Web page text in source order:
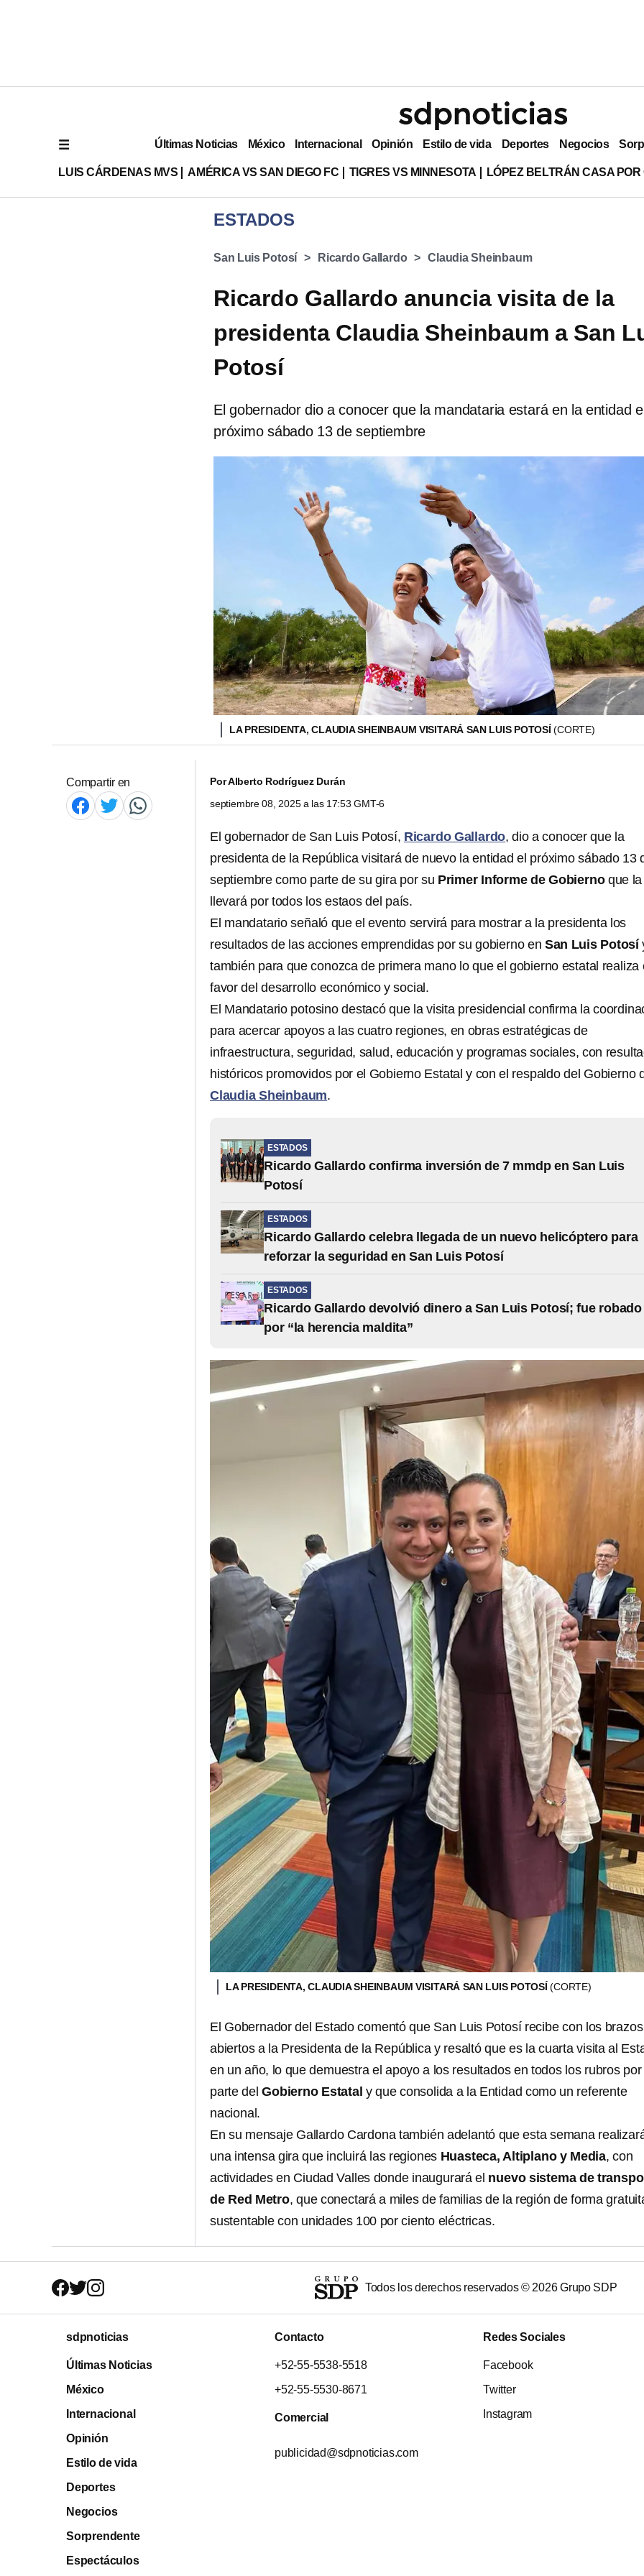
Últimas Noticias México Internacional Opinión Estilo de vida Deportes Negocios
LUIS CÁRDENAS MVS AMÉRICA VS SAN DIEGO FC TIGRES VS MINNESOTA LÓPEZ BELTRÁN CASA
ESTADOS
San Luis Potosí Ricardo Gallardo Claudia Sheinbaum
Ricardo Gallardo anuncia visita de la
presidenta Claudia Sheinbaum a San
Potosí
El gobernador dio a conocer que la mandataria estará en la entidad
próximo sábado 13 de septiembre
LA PRESIDENTA, CLAUDIA SHEINBAUM VISITARÁ SAN LUIS POTOSÍ(CORTE)
Compartir en PorAlberto Rodríguez Durán
septiembre 08, 2025 a las 17:53 GMT-6
El gobernador de San Luis Potosí, Ricardo Gallardo, dio a conocer que la
presidenta de la República visitará de nuevo la entidad el próximo sábado 13
septiembre como parte de su gira por su Primer Informe de Gobiernoque la
llevará por todos los estaos del país.
El mandatario señaló que el evento servirá para mostrar a la presidenta los
resultados de las acciones emprendidas por su gobierno en San Luis Potosí
también para que conozca de primera mano lo que el gobierno estatal realiza
favor del desarrollo económico y social.
El Mandatario potosino destacó que la visita presidencial confirma la
para acercar apoyos a las cuatro regiones, en obras estratégicas de
infraestructura, seguridad, salud, educación y programas sociales, con
históricos promovidos por el Gobierno Estatal y con el respaldo del Gobierno
Claudia Sheinbaum.
ESTADOS
Ricardo Gallardo confirma inversión de 7 mmdp en San Luis
Potosí
ESTADOS
Ricardo Gallardo celebra llegada de un nuevo helicóptero para
reforzar la seguridad en San Luis Potosí
ESTADOS
Ricardo Gallardo devolvió dinero a San Luis Potosí; fue robado
por “la herencia maldita”
LA PRESIDENTA, CLAUDIA SHEINBAUM VISITARÁ SAN LUIS POTOSÍ(CORTE)
El Gobernador del Estado comentó que San Luis Potosí recibe con los brazos
abiertos a la Presidenta de la República y resaltó que es la cuarta visita al
en un año, lo que demuestra el apoyo a los resultados en todos los rubros por
parte delGobierno Estatal y que consolida a la Entidad como un referente
nacional.
En su mensaje Gallardo Cardona también adelantó que esta semana
una intensa gira que incluirá las regiones Huasteca, Altiplano y Media, con
actividades en Ciudad Valles donde inaugurará el nuevo sistema de
de Red Metro, que conectará a miles de familias de la región de forma
sustentable con unidades 100 por ciento eléctricas.
Todos los derechos reservados © 2026Grupo SDP
sdpnoticias
Últimas Noticias
México
Internacional
Opinión
Estilo de vida
Deportes
Negocios
Sorprendente
Espectáculos
Contacto
+52-55-5538-5518
+52-55-5530-8671
Comercial
publicidad@sdpnoticias.com
Redes Sociales
Facebook
Twitter
Instagram